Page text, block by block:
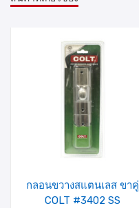
รายการ
สินค้าที่
ชอบ
กลอนขวางสแตนเลส ขาคู่
COLT #3402 SS